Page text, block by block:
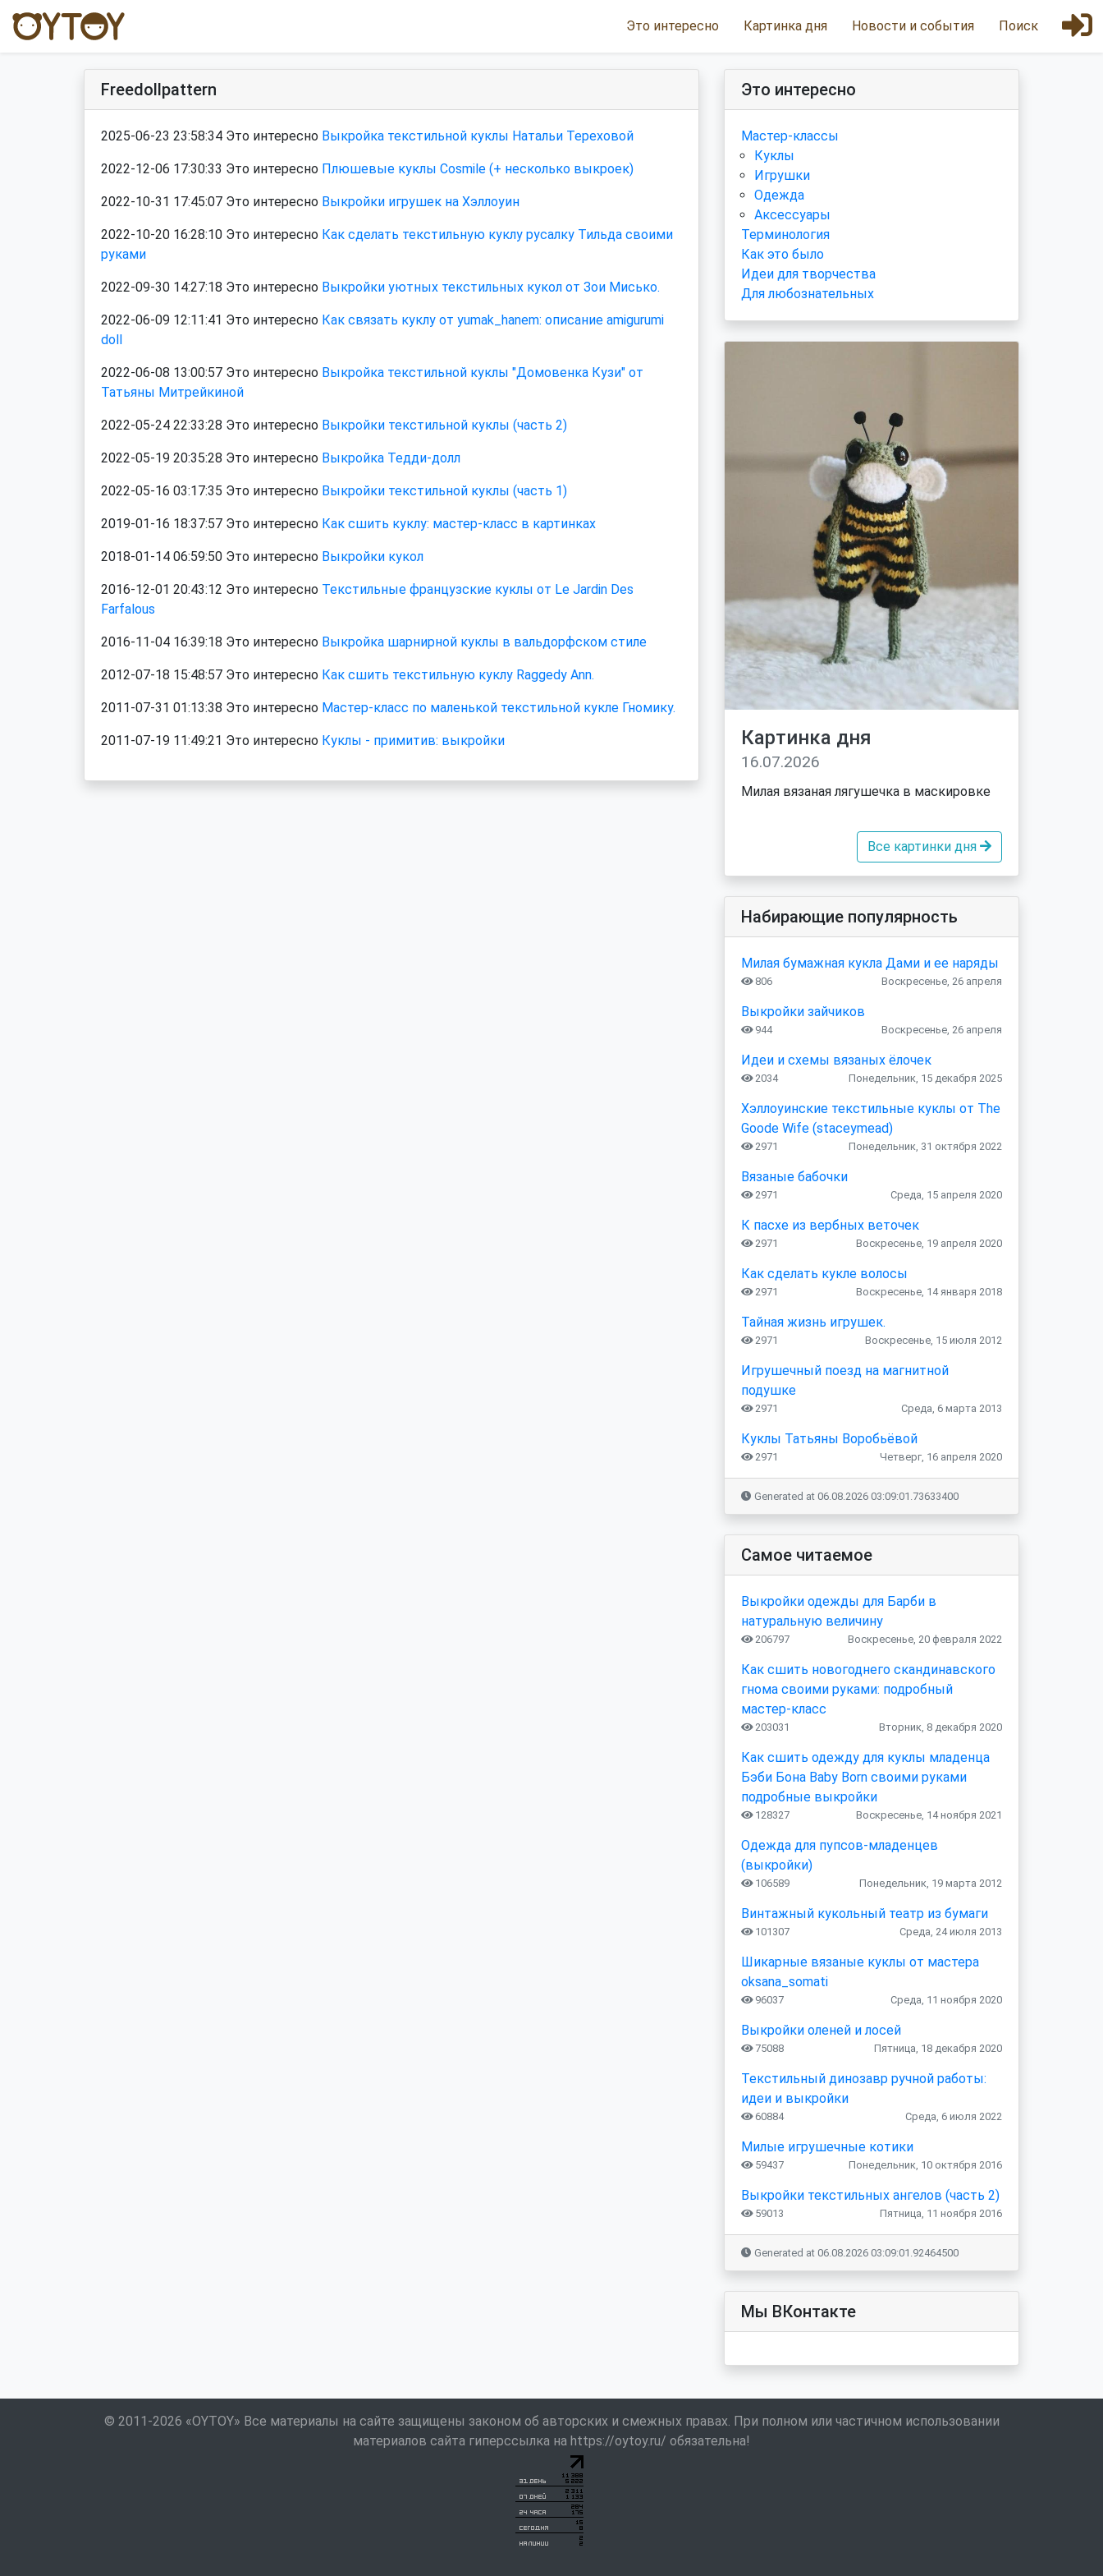
Это интересно Картинка дня Новости и события Поиск
Freedollpattern
2025-06-23 23:58:34 Это интересно Выкройка текстильной куклы Натальи Тереховой
2022-12-06 17:30:33 Это интересно Плюшевые куклы Cosmile (+ несколько выкроек)
2022-10-31 17:45:07 Это интересно Выкройки игрушек на Хэллоуин
2022-10-20 16:28:10 Это интересно Как сделать текстильную куклу русалку Тильда своими
руками
2022-09-30 14:27:18 Это интересно Выкройки уютных текстильных кукол от Зои Мисько.
2022-06-09 12:11:41 Это интересно Как связать куклу от yumak_hanem: описание amigurumi
doll
2022-06-08 13:00:57 Это интересно Выкройка текстильной куклы "Домовенка Кузи" от
Татьяны Митрейкиной
2022-05-24 22:33:28 Это интересно Выкройки текстильной куклы (часть 2)
2022-05-19 20:35:28 Это интересно Выкройка Тедди-долл
2022-05-16 03:17:35 Это интересно Выкройки текстильной куклы (часть 1)
2019-01-16 18:37:57 Это интересно Как сшить куклу: мастер-класс в картинках
2018-01-14 06:59:50 Это интересно Выкройки кукол
2016-12-01 20:43:12 Это интересно Текстильные французские куклы от Le Jardin Des
Farfalous
2016-11-04 16:39:18 Это интересно Выкройка шарнирной куклы в вальдорфском стиле
2012-07-18 15:48:57 Это интересно Как сшить текстильную куклу Raggedy Ann.
2011-07-31 01:13:38 Это интересно Мастер-класс по маленькой текстильной кукле Гномику.
2011-07-19 11:49:21 Это интересно Куклы - примитив: выкройки
Это интересно
Мастер-классы
Куклы
Игрушки
Одежда
Аксессуары
Терминология
Как это было
Идеи для творчества
Для любознательных
Картинка дня
16.07.2026
Милая вязаная лягушечка в маскировке
Все картинки дня
Набирающие популярность
Милая бумажная кукла Дами и ее наряды
806 Воскресенье, 26 апреля
Выкройки зайчиков
944 Воскресенье, 26 апреля
Идеи и схемы вязаных ёлочек
2034 Понедельник, 15 декабря 2025
Хэллоуинские текстильные куклы от The
Goode Wife (staceymead)
2971 Понедельник, 31 октября 2022
Вязаные бабочки
2971 Среда, 15 апреля 2020
К пасхе из вербных веточек
2971 Воскресенье, 19 апреля 2020
Как сделать кукле волосы
2971 Воскресенье, 14 января 2018
Тайная жизнь игрушек.
2971 Воскресенье, 15 июля 2012
Игрушечный поезд на магнитной
подушке
2971 Среда, 6 марта 2013
Куклы Татьяны Воробьёвой
2971 Четверг, 16 апреля 2020
Generated at 06.08.2026 03:09:01.73633400
Самое читаемое
Выкройки одежды для Барби в
натуральную величину
206797 Воскресенье, 20 февраля 2022
Как сшить новогоднего скандинавского
гнома своими руками: подробный
мастер-класс
203031 Вторник, 8 декабря 2020
Как сшить одежду для куклы младенца
Бэби Бона Baby Born своими руками
подробные выкройки
128327 Воскресенье, 14 ноября 2021
Одежда для пупсов-младенцев
(выкройки)
106589 Понедельник, 19 марта 2012
Винтажный кукольный театр из бумаги
101307 Среда, 24 июля 2013
Шикарные вязаные куклы от мастера
oksana_somati
96037 Среда, 11 ноября 2020
Выкройки оленей и лосей
75088 Пятница, 18 декабря 2020
Текстильный динозавр ручной работы:
идеи и выкройки
60884 Среда, 6 июля 2022
Милые игрушечные котики
59437 Понедельник, 10 октября 2016
Выкройки текстильных ангелов (часть 2)
59013 Пятница, 11 ноября 2016
Generated at 06.08.2026 03:09:01.92464500
Мы ВКонтакте
© 2011-2026 «OYTOY» Все материалы на сайте защищены законом об авторских и смежных правах. При полном или частичном использовании
материалов сайта гиперссылка на https://oytoy.ru/ обязательна!